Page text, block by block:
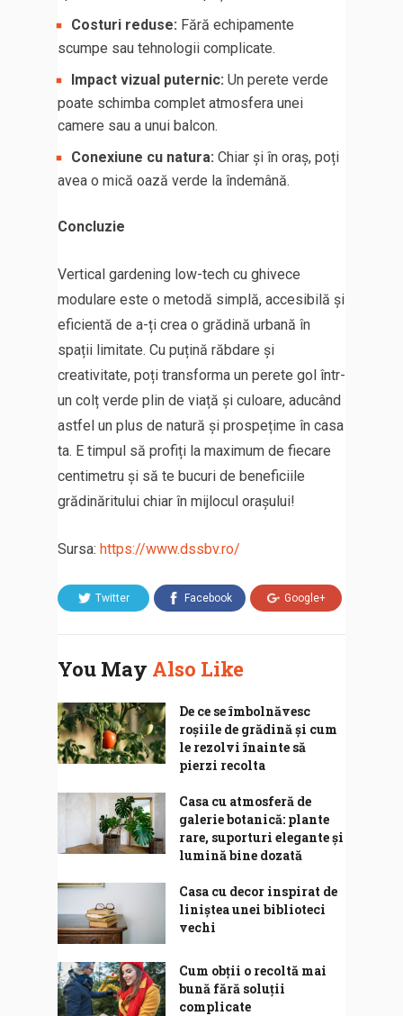
Costuri reduse: Fără echipamente
scumpe sau tehnologii complicate.
Impact vizual puternic: Un perete verde
poate schimba complet atmosfera unei
camere sau a unui balcon.
Conexiune cu natura: Chiar și în oraș, poți
avea o mică oază verde la îndemână.
Concluzie
Vertical gardening low-tech cu ghivece
modulare este o metodă simplă, accesibilă și
eficientă de a-ți crea o grădină urbană în
spații limitate. Cu puțină răbdare și
creativitate, poți transforma un perete gol într-
un colț verde plin de viață și culoare, aducând
astfel un plus de natură și prospețime în casa
ta. E timpul să profiți la maximum de fiecare
centimetru și să te bucuri de beneficiile
grădinăritului chiar în mijlocul orașului!
Sursa: https://www.dssbv.ro/
Twitter Facebook Google+
You May Also Like
De ce se îmbolnăvesc
roșiile de grădină și cum
le rezolvi înainte să
pierzi recolta
Casa cu atmosferă de
galerie botanică: plante
rare, suporturi elegante și
lumină bine dozată
Casa cu decor inspirat de
liniștea unei biblioteci
vechi
Cum obții o recoltă mai
bună fără soluții
complicate